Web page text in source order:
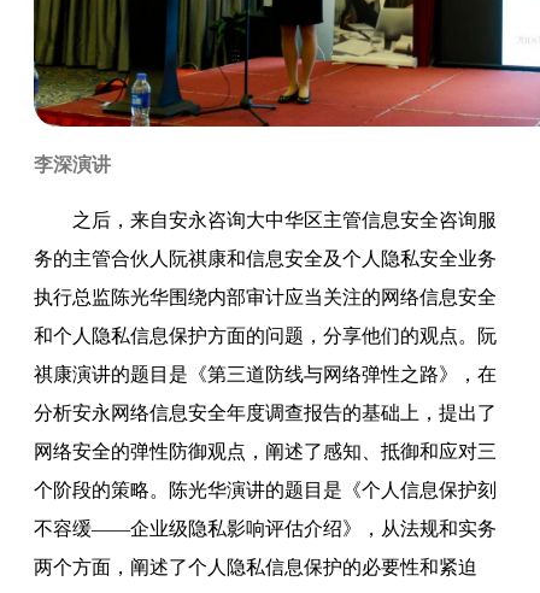
李深演讲
之后，来自安永咨询大中华区主管信息安全咨询服
务的主管合伙人阮祺康和信息安全及个人隐私安全业务
执行总监陈光华围绕内部审计应当关注的网络信息安全
和个人隐私信息保护方面的问题，分享他们的观点。阮
祺康演讲的题目是《第三道防线与网络弹性之路》，在
分析安永网络信息安全年度调查报告的基础上，提出了
网络安全的弹性防御观点，阐述了感知、抵御和应对三
个阶段的策略。陈光华演讲的题目是《个人信息保护刻
不容缓——企业级隐私影响评估介绍》，从法规和实务
两个方面，阐述了个人隐私信息保护的必要性和紧迫